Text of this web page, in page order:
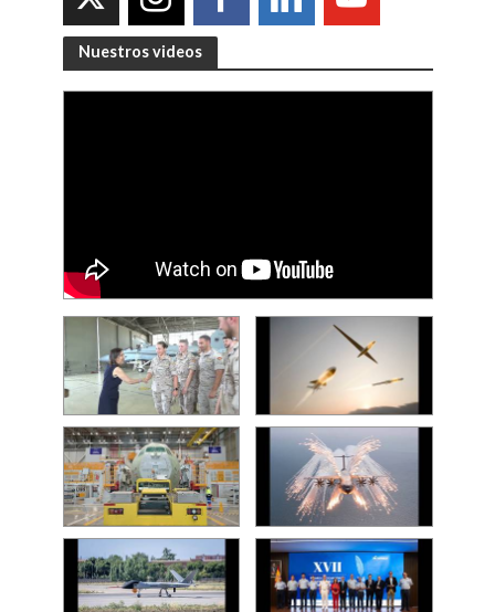
Nuestros videos